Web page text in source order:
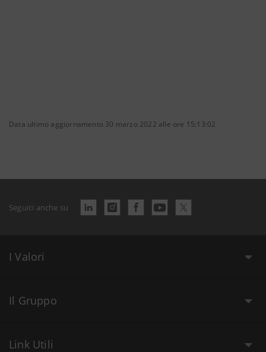
Data ultimo aggiornamento 30 marzo 2022 alle ore 15:13:02
Seguici anche su
I Valori
Il Gruppo
Link Utili